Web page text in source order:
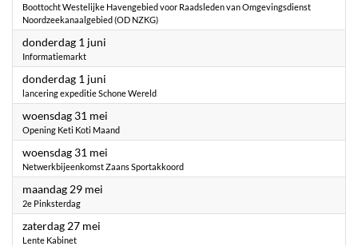
Boottocht Westelijke Havengebied voor Raadsleden van Omgevingsdienst
Noordzeekanaalgebied (OD NZKG)
donderdag 1 juni
Informatiemarkt
donderdag 1 juni
lancering expeditie Schone Wereld
woensdag 31 mei
Opening Keti Koti Maand
woensdag 31 mei
Netwerkbijeenkomst Zaans Sportakkoord
maandag 29 mei
2e Pinksterdag
zaterdag 27 mei
Lente Kabinet